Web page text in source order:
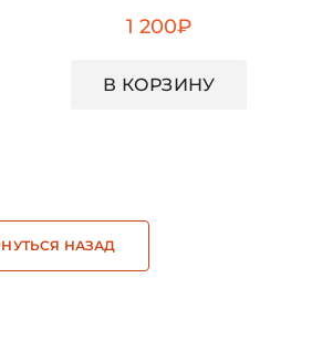
1 200₽
В КОРЗИНУ
НАЗАД